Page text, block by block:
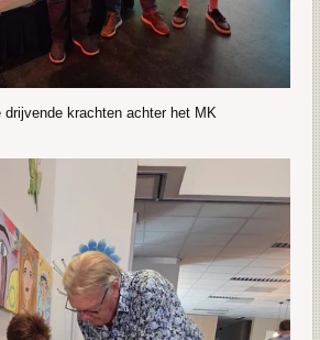
krachten achter het MK